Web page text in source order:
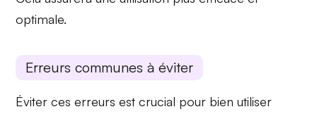
optimale.
Erreurs communes à éviter
Éviter ces erreurs est crucial pour bien utiliser